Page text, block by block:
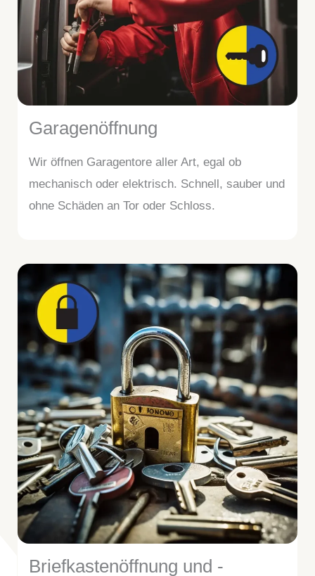
Garagenöffnung
Wir öffnen Garagentore aller Art, egal ob
mechanisch oder elektrisch. Schnell, sauber und
ohne Schäden an Tor oder Schloss.
Briefkastenöffnung und -